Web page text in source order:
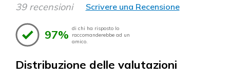
39 recensioni Scrivere una Recensione
97% di chi ha risposto lo
raccomanderebbe ad un
amico.
Distribuzione delle valutazioni